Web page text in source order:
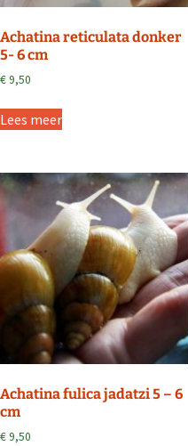
Achatina reticulata donker
5- 6 cm
€9,50
Lees meer
Achatina fulica jadatzi 5 – 6
cm
€9,50